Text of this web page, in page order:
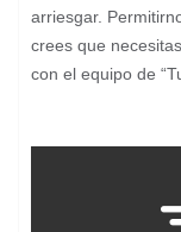
arriesgar.
crees que
con el equipo de